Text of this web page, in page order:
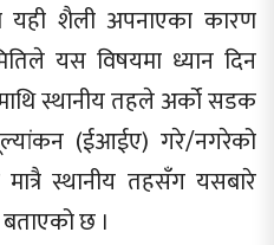
यही शैली अपनाएका कारण
यस विषयमा ध्यान दिन
स्थानीय तहले अर्को सडक
(ईआईए) गरे/नगरेको
स्थानीय तहसँग यसबारे
बताएको छ ।